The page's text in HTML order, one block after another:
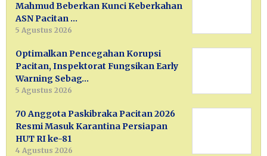
Mahmud Beberkan Kunci Keberkahan
ASN Pacitan …
5 Agustus 2026
Optimalkan Pencegahan Korupsi
Pacitan, Inspektorat Fungsikan Early
Warning Sebag…
5 Agustus 2026
70 Anggota Paskibraka Pacitan 2026
Resmi Masuk Karantina Persiapan
HUT RI ke-81
4 Agustus 2026